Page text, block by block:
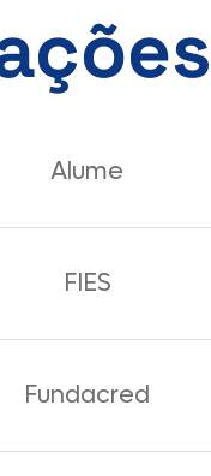
Alume
FIES
Fundacred